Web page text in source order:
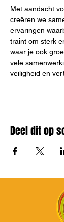
Met aandacht
creëren we
ervaringen
traint om sterk
waar je ook
vele
veiligheid en
Deel dit op